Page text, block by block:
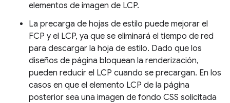
elementos de imagen de LCP.
La precarga de hojas de estilo puede mejorar el
FCP y el LCP, ya que se eliminará el tiempo de red
para descargar la hoja de estilo. Dado que los
diseños de página bloquean la renderización,
pueden reducir el LCP cuando se precargan. En los
casos en que el elemento LCP de la página
posterior sea una imagen de fondo CSS solicitada